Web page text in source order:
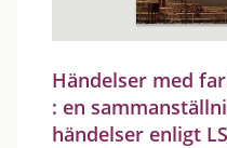
Händelser med
: en
händelser enligt